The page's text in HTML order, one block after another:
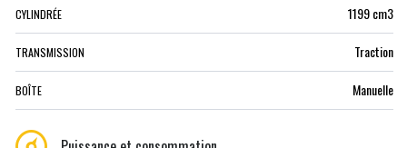
CYLINDRÉE 1199 cm3
TRANSMISSION Traction
BOÎTE Manuelle